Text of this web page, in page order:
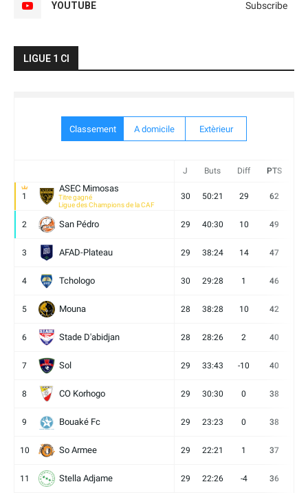
YOUTUBE Subscribe
LIGUE 1 CI
Classement A domicile Extèrieur
J Buts Diff PTS
1
ASEC Mimosas
Titre gagné
Ligue des Champions de la CAF
30 50:21 29 62
2 San Pédro 29 40:30 10 49
3 AFAD-Plateau 29 38:24 14 47
4 Tchologo 30 29:28 1 46
5 Mouna 28 38:28 10 42
6 Stade D'abidjan 28 28:26 2 40
7 Sol 29 33:43 -10 40
8 CO Korhogo 29 30:30 0 38
9 Bouaké Fc 29 23:23 0 38
10 So Armee 29 22:21 1 37
11 Stella Adjame 29 22:26 -4 36